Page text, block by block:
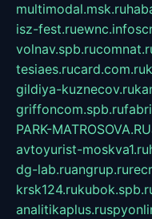
multimodal.msk.ru
isz-fest.ruewnc.info
volnav.spb.ru
tesiaes.rucard.com.ru
gildiya-kuznecov.ru
griffoncom.spb.ru
PARK-MATROSOVA.RU
avtoyurist-moskva1.ru
dg-lab.ruangrup.ru
krsk124.ru
analitikaplus.ru